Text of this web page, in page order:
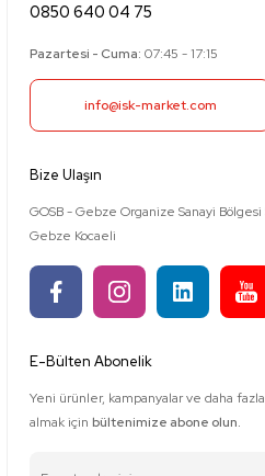
0850 640 04 75
Pazartesi - Cuma: 07:45 - 17:15
info@isk-market.com
Bize Ulaşın
GOSB - Gebze Organize Sanayi
Gebze Kocaeli
E-Bülten Abonelik
Yeni ürünler, kampanyalar ve daha
almak için bültenimize abone olun.